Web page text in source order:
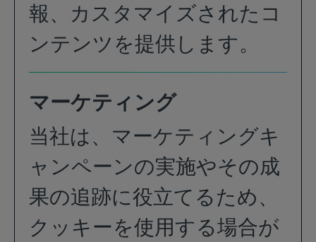
報、カスタマイズされたコ
ンテンツを提供します。
マーケティング
当社は、マーケティングキ
ャンペーンの実施やその成
果の追跡に役立てるため、
クッキーを使用する場合が